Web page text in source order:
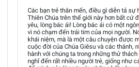
Các bạn trẻ thân mến, điều gì diễn tả sự
Thiên Chúa trên thế giới này hơn bất cứ
yêu, lòng bác ái! Lòng bác ái có một
vì nó chạm đến trái tim của mọi người.
khái niệm, mà là một câu chuyện được
cuộc đời của Chúa Giêsu và các thánh,
hành với chúng ta trong những thử
nghĩ đến rất nhiều người trẻ, giống như